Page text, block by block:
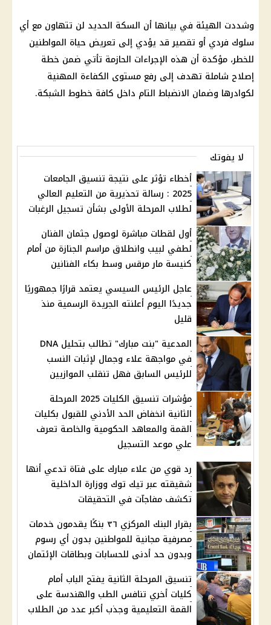
وشددت الهيئة في بيانها أن السكة الحديد لن تتهاون مع أي
سلوك فردي أو تقصير قد يؤدي إلى تعريض حياة المواطنين
للخطر، مؤكدة أن هذه الإجراءات الحازمة تأتي ضمن خطة
إصلاح شاملة تهدف إلى رفع مستوى الكفاءة المهنية
لكوادرها وضمان الانضباط التام داخل كافة خطوط الشبكة.
لا يفوتك
أخطاء تؤثر على نتيجة تنسيق الجامعات
2025 : رسالة تحذيرية من التعليم العالي
لطلاب المرحلة الأولى بشأن تسجيل الرغبات
أول لقطات مباشرة لوصول جثمان الفنان
لطفي لبيب وانطلاق مراسم الجنازة من أمام
كنيسة مار مرقس وسط بكاء الفنانين
عاجل الرئيس السيسي يعتمد قرارًا جمهوريًا
جديدًا اليوم أعلنته الجريدة الرسمية منذ
قليل
المدعية "بنت مبارك" تطالب بتحليل DNA
في مواجهة علاء وجمال لإثبات النسب
للرئيس السابق فهل تنقلب الموازيين
مؤشرات تنسيق الكليات 2025 المرحلة
الثانية انخفاض الحد الأدني للقبول بكليات
القمة والمعاهد الحكومية والخاصة تعرف
علي موعد التسجيل
رد قوي من علاء مبارك على فتاة تدعي أنها
شقيقته عبر تيك توك ووزارة الداخلية
تكشف مفاجآت في التحقيقات
بقرار البنك المركزي ٣٦ بنكًا يقدمون خدمات
مصرفية مجانية للمواطنين بدون أي رسوم
وبدون حد أدنى للحسابات وبطاقات الإئتمان
تنسيق المرحلة الثانية يفتح الباب أمام
كليات أخري تنافس الطب والهندسة على
القمة التعليمية وجذب أكبر عدد من الطلاب